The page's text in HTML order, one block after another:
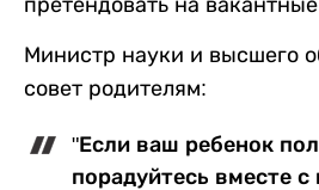
Министр науки и высшего
совет родителям:
"Если ваш ребенок
порадуйтесь вместе